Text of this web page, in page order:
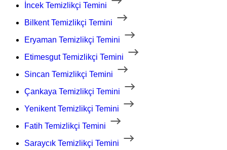
İncek Temizlikçi Temini
Bilkent Temizlikçi Temini
Eryaman Temizlikçi Temini
Etimesgut Temizlikçi Temini
Sincan Temizlikçi Temini
Çankaya Temizlikçi Temini
Yenikent Temizlikçi Temini
Fatih Temizlikçi Temini
Saraycık Temizlikçi Temini